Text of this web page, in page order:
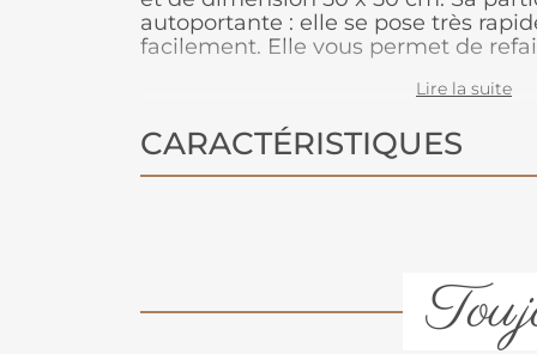
autoportante : elle se pose très
facilement. Elle vous permet de
dalles de moquette est que la pose
Lire la suite
CARACTÉRISTIQUES